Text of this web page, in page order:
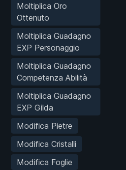
Moltiplica Oro
Ottenuto
Moltiplica Guadagno
EXP Personaggio
Moltiplica Guadagno
Competenza Abilità
Moltiplica Guadagno
EXP Gilda
Modifica Pietre
Modifica Cristalli
Modifica Foglie